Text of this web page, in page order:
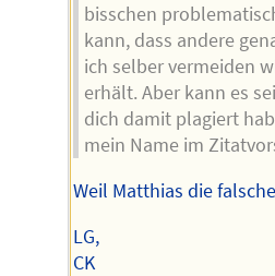
bisschen
kann, dass andere
ich selber vermeiden
erhält. Aber kann es
dich damit plagiert
mein Name im
Weil Matthias die
LG,
CK